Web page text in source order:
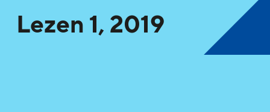
Lezen 1, 2019